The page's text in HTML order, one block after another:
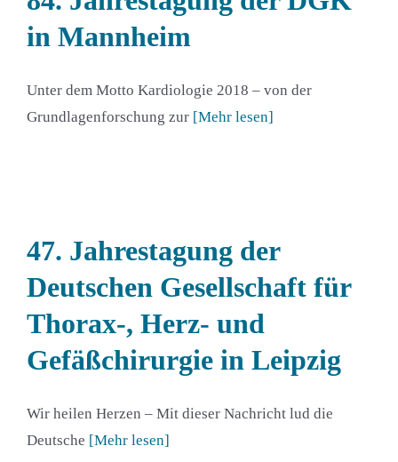
in Mannheim
Unter dem Motto Kardiologie 2018 – von der
Grundlagen­forschung zur [Mehr lesen]
47. Jahrestagung der
Deutschen Gesellschaft für
Thorax-, Herz- und
Gefäßchirurgie in Leipzig
Wir heilen Herzen – Mit dieser Nachricht lud die
Deutsche [Mehr lesen]